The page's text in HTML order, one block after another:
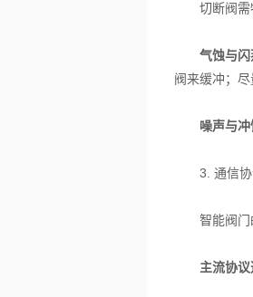
切断阀需
气蚀与
阀来缓冲；
噪声与
3. 通信协
智能阀门的
主流协